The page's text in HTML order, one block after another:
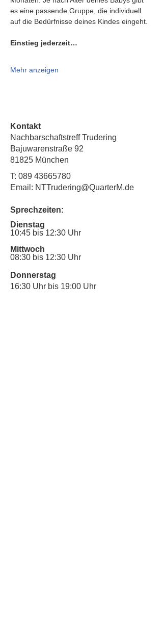
es eine passende Gruppe, die individuell
auf die Bedürfnisse deines Kindes eingeht.
Einstieg jederzeit…
Mehr anzeigen
Kontakt
Nachbarschaftstreff Trudering
Bajuwarenstraße 92
81825 München
T: 089 43665780
Email: NTTrudering@QuarterM.de
Sprechzeiten:
Dienstag
10:45 bis 12:30 Uhr
Mittwoch
08:30 bis 12:30 Uhr
Donnerstag
16:30 Uhr bis 19:00 Uhr